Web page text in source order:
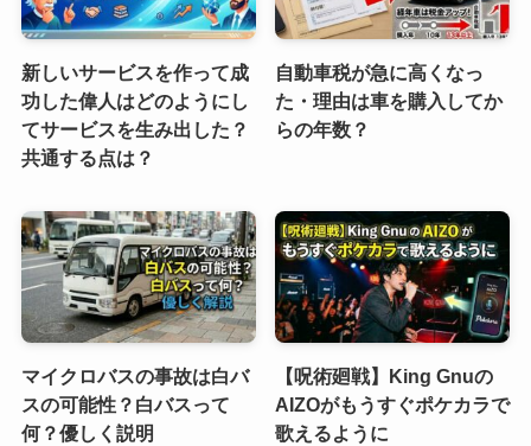
新しいサービスを作って成
功した偉人はどのようにし
てサービスを生み出した？
共通する点は？
自動車税が急に高くなっ
た・理由は車を購入してか
らの年数？
マイクロバスの事故は白バ
スの可能性？白バスって
何？優しく説明
【呪術廻戦】King Gnuの
AIZOがもうすぐポケカラで
歌えるように